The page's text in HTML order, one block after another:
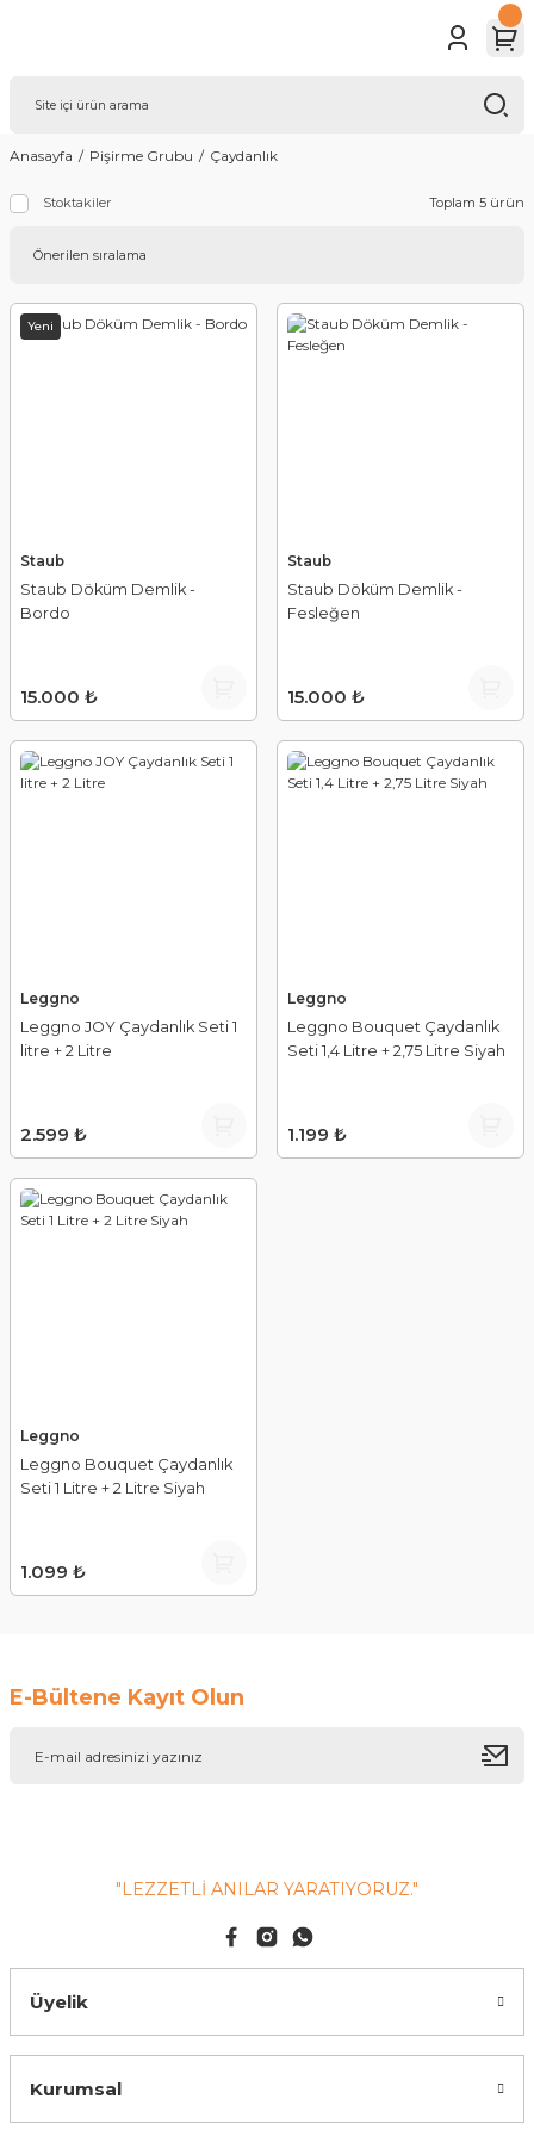
Anasayfa Pişirme Grubu Çaydanlık
Stoktakiler Toplam 5 ürün
Yeni
Staub
Staub Döküm Demlik -
Bordo
15.000 ₺
Staub
Staub Döküm Demlik -
Fesleğen
15.000 ₺
Leggno
Leggno JOY Çaydanlık Seti 1
litre + 2 Litre
2.599 ₺
Leggno
Leggno Bouquet Çaydanlık
Seti 1,4 Litre + 2,75 Litre Siyah
1.199 ₺
Leggno
Leggno Bouquet Çaydanlık
Seti 1 Litre + 2 Litre Siyah
1.099 ₺
E-Bültene Kayıt Olun
"LEZZETLİ ANILAR YARATIYORUZ."
Üyelik
Kurumsal